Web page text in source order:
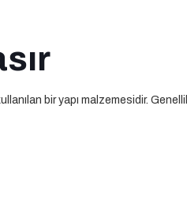
bir yapı malzemesidir.